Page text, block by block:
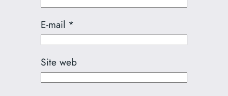
E-mail *
Site web